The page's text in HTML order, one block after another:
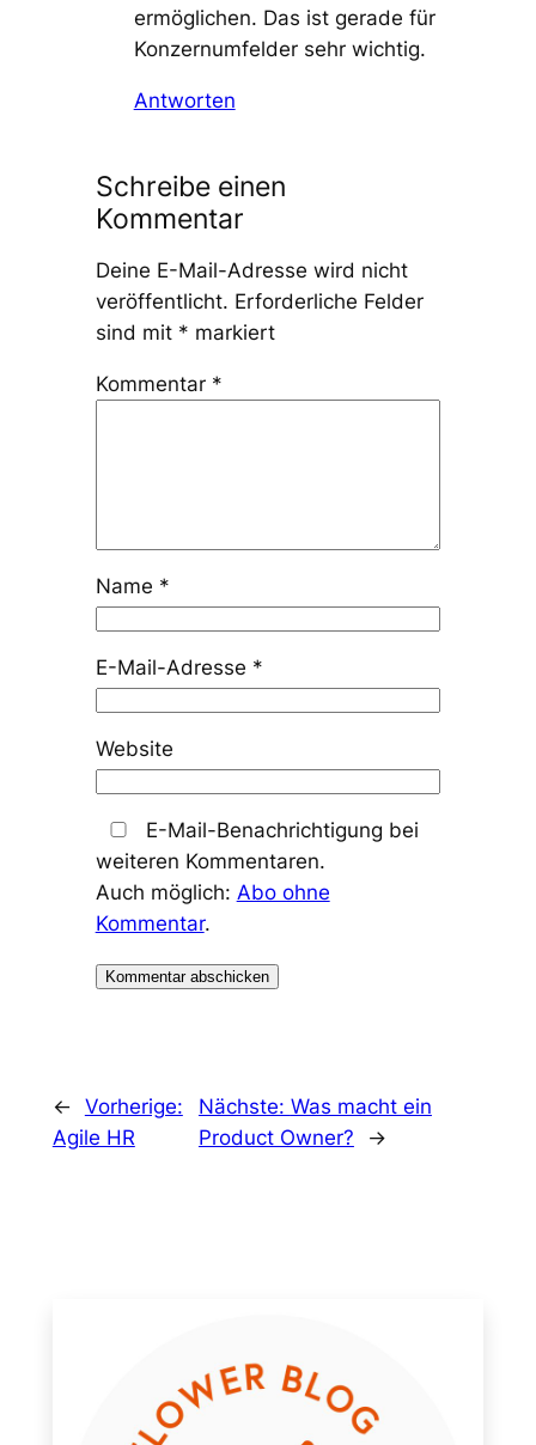
ermöglichen. Das ist gerade für
Konzernumfelder sehr wichtig.
Antworten
Schreibe einen
Kommentar
Deine E-Mail-Adresse wird nicht
veröffentlicht. Erforderliche Felder
sind mit * markiert
Kommentar *
Name *
E-Mail-Adresse *
Website
E-Mail-Benachrichtigung bei
weiteren Kommentaren.
Auch möglich: Abo ohne
Kommentar.
← Vorherige:
Agile HR
Nächste: Was macht ein
Product Owner?
→